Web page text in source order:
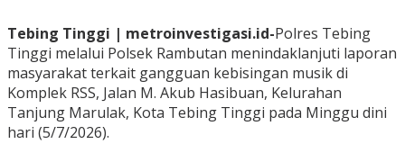
Tebing Tinggi | metroinvestigasi.id-Polres Tebing
Tinggi melalui Polsek Rambutan menindaklanjuti laporan
masyarakat terkait gangguan kebisingan musik di
Komplek RSS, Jalan M. Akub Hasibuan, Kelurahan
Tanjung Marulak, Kota Tebing Tinggi pada Minggu dini
hari (5/7/2026).